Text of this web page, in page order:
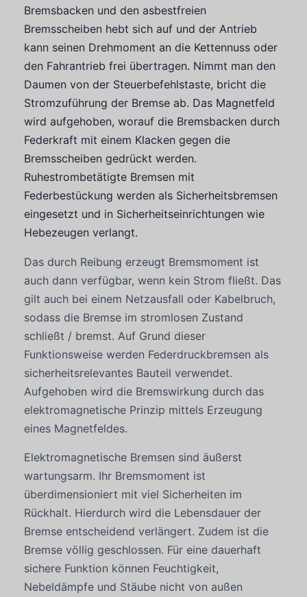
Bremsbacken und den asbestfreien
Bremsscheiben hebt sich auf und der Antrieb
kann seinen Drehmoment an die Kettennuss oder
den Fahrantrieb frei übertragen. Nimmt man den
Daumen von der Steuerbefehlstaste, bricht die
Stromzuführung der Bremse ab. Das Magnetfeld
wird aufgehoben, worauf die Bremsbacken durch
Federkraft mit einem Klacken gegen die
Bremsscheiben gedrückt werden.
Ruhestrombetätigte Bremsen mit
Federbestückung werden als Sicherheitsbremsen
eingesetzt und in Sicherheitseinrichtungen wie
Hebezeugen verlangt.
Das durch Reibung erzeugt Bremsmoment ist
auch dann verfügbar, wenn kein Strom fließt. Das
gilt auch bei einem Netzausfall oder Kabelbruch,
sodass die Bremse im stromlosen Zustand
schließt / bremst. Auf Grund dieser
Funktionsweise werden Federdruckbremsen als
sicherheitsrelevantes Bauteil verwendet.
Aufgehoben wird die Bremswirkung durch das
elektromagnetische Prinzip mittels Erzeugung
eines Magnetfeldes.
Elektromagnetische Bremsen sind äußerst
wartungsarm. Ihr Bremsmoment ist
überdimensioniert mit viel Sicherheiten im
Rückhalt. Hierdurch wird die Lebensdauer der
Bremse entscheidend verlängert. Zudem ist die
Bremse völlig geschlossen. Für eine dauerhaft
sichere Funktion können Feuchtigkeit,
Nebeldämpfe und Stäube nicht von außen